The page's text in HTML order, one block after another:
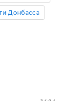
Донбасса